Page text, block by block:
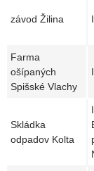
závod Žilina
Farma
ošípaných
Spišské Vlachy
Skládka
odpadov Kolta